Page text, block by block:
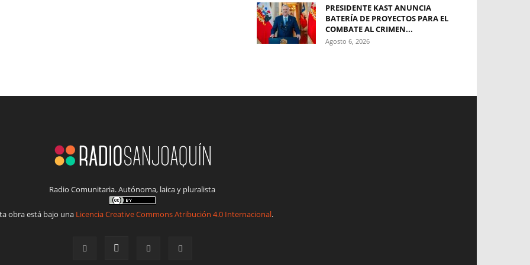
PRESIDENTE KAST ANUNCIA
BATERÍA DE PROYECTOS PARA EL
COMBATE AL CRIMEN...
Agosto 6, 2026
Radio Comunitaria. Autónoma, laica y pluralista
obra está bajo una Licencia Creative Commons Atribución 4.0 Internacional.